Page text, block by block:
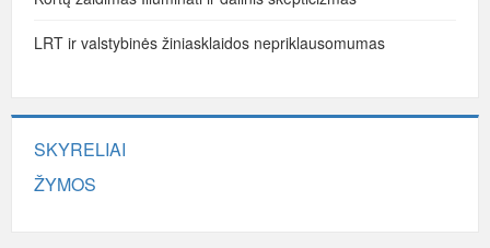
LRT ir valstybinės žiniasklaidos nepriklausomumas
SKYRELIAI
ŽYMOS